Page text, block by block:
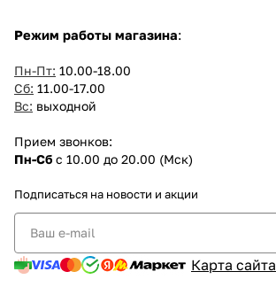
Режим работы магазина:
Пн-Пт: 10.00-18.00
Сб: 11.00-17.00
Вс: выходной
Прием звонков:
Пн-Сб с 10.00 до 20.00 (Мск)
Подписаться на новости и акции
Карта сайта